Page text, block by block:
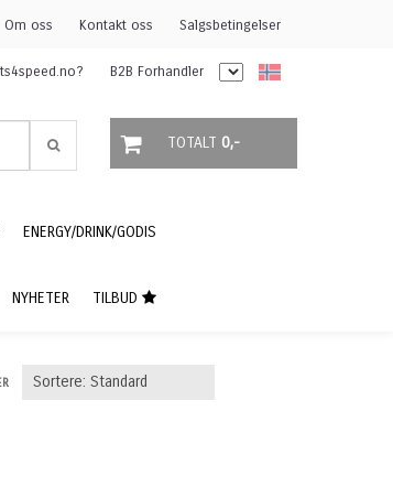
Om oss Kontakt oss Salgsbetingelser
B2B Forhandler
TOTALT 0,-
ENERGY/DRINK/GODIS
NYHETER TILBUD